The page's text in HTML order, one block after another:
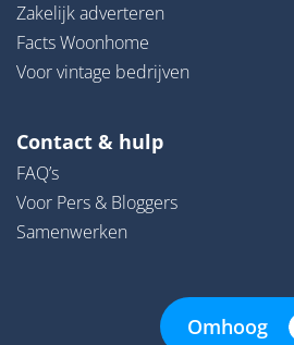
Zakelijk adverteren
Facts Woonhome
Voor vintage bedrijven
Contact & hulp
FAQ’s
Voor Pers & Bloggers
Samenwerken
Omhoog